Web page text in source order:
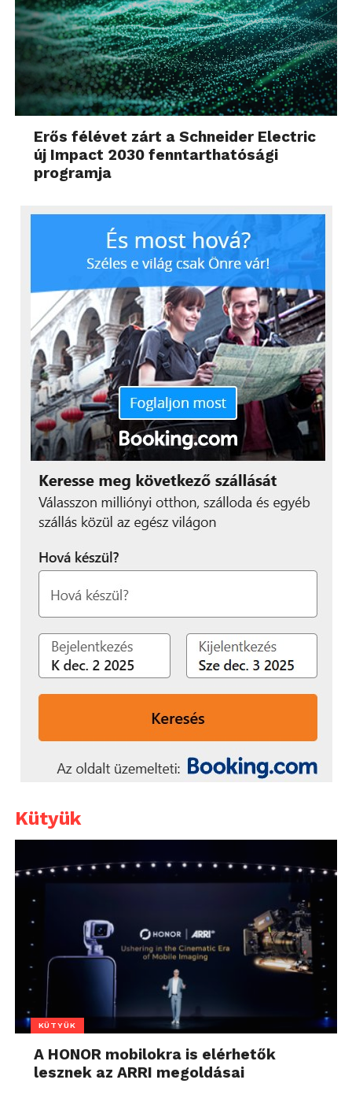
Erős félévet zárt a Schneider Electric
új Impact 2030 fenntarthatósági
programja
Kütyük
KÜTYÜK
A HONOR mobilokra is elérhetők
lesznek az ARRI megoldásai